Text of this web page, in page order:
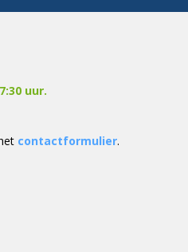
uur.
contactformulier.